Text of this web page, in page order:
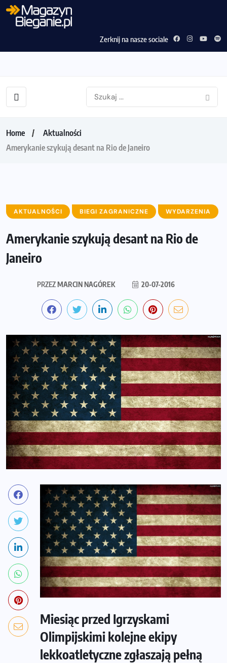
Zerknij na nasze sociale
Home
Aktualności
Amerykanie szykują desant na Rio de Janeiro
AKTUALNOŚCI BIEGI ZAGRANICZNE WYDARZENIA
Amerykanie szykują desant na Rio de
Janeiro
PRZEZMARCIN NAGÓREK 20-07-2016
Miesiąc przed Igrzyskami
Olimpijskimi kolejne ekipy
lekkoatletyczne zgłaszają pełną